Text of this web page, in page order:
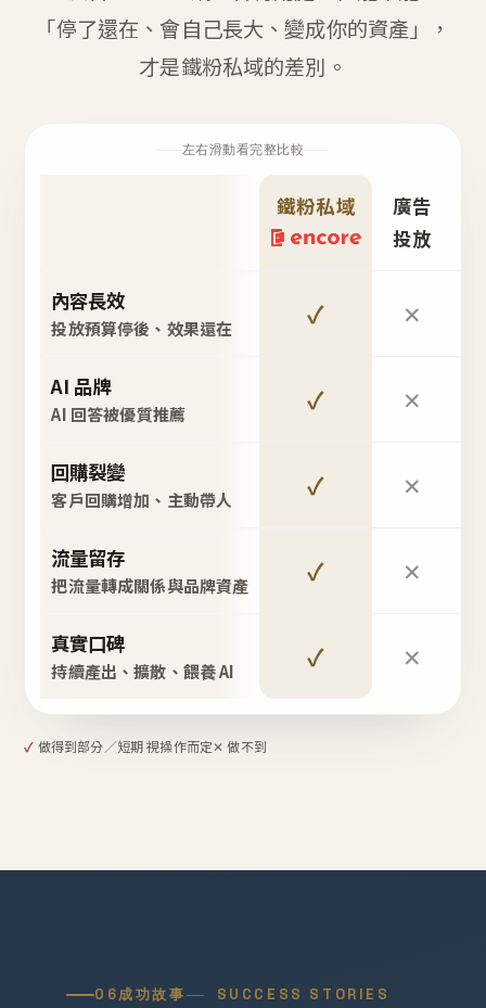
「停了還在、會自己長大、變成你的資產」，
才是鐵粉私域的差別。
左右滑動看完整比較
鐵粉私域
廣告
投放
內容長效
投放預算停後、效果還在 ✓ ✕
AI 品牌
AI 回答被優質推薦 ✓ ✕
回購裂變
客戶回購增加、主動帶人 ✓ ✕
流量留存
把流量轉成關係與品牌資產 ✓ ✕
真實口碑
持續產出、擴散、餵養 AI ✓ ✕
✓ 做得到部分／短期 視操作而定✕ 做不到
06成功故事 SUCCESS STORIES